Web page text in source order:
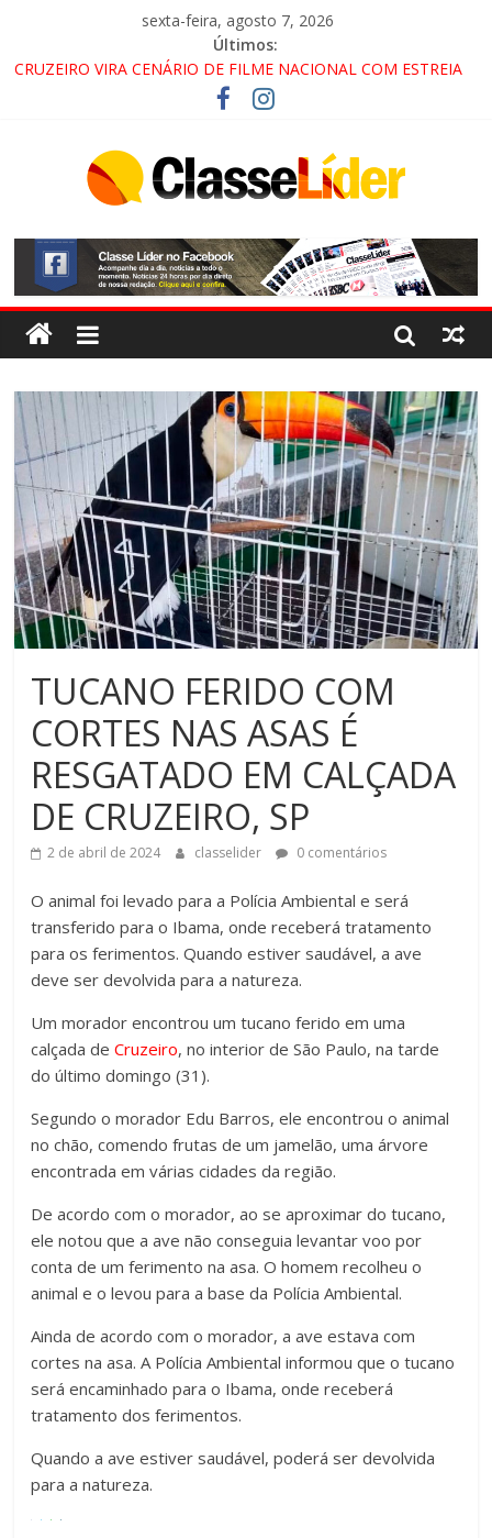
sexta-feira, agosto 7, 2026
Últimos:
CRUZEIRO VIRA CENÁRIO DE FILME NACIONAL COM ESTREIA
PROMOTOR DO GAECO
ACESSO À APARECIDA NA DUTRA SERÁ BLOQUEADO NO FIM
ALTERNATIVAS
LORENA, PINDAMONHANGABA E QUELUZ NA RETA FINAL
PELA FÁBRICA DA COCA-COLA!
TUCANO FERIDO COM
CORTES NAS ASAS É
RESGATADO EM CALÇADA
DE CRUZEIRO, SP
2 de abril de 2024 classelider 0 comentários
O animal foi levado para a Polícia Ambiental e será
transferido para o Ibama, onde receberá tratamento
para os ferimentos. Quando estiver saudável, a ave
deve ser devolvida para a natureza.
Um morador encontrou um tucano ferido em uma
calçada deCruzeiro, no interior de São Paulo, na tarde
do último domingo (31).
Segundo o morador Edu Barros, ele encontrou o animal
no chão, comendo frutas de um jamelão, uma árvore
encontrada em várias cidades da região.
De acordo com o morador, ao se aproximar do tucano,
ele notou que a ave não conseguia levantar voo por
conta de um ferimento na asa. O homem recolheu o
animal e o levou para a base da Polícia Ambiental.
Ainda de acordo com o morador, a ave estava com
cortes na asa. A Polícia Ambiental informou que o tucano
será encaminhado para o Ibama, onde receberá
tratamento dos ferimentos.
Quando a ave estiver saudável, poderá ser devolvida
para a natureza.